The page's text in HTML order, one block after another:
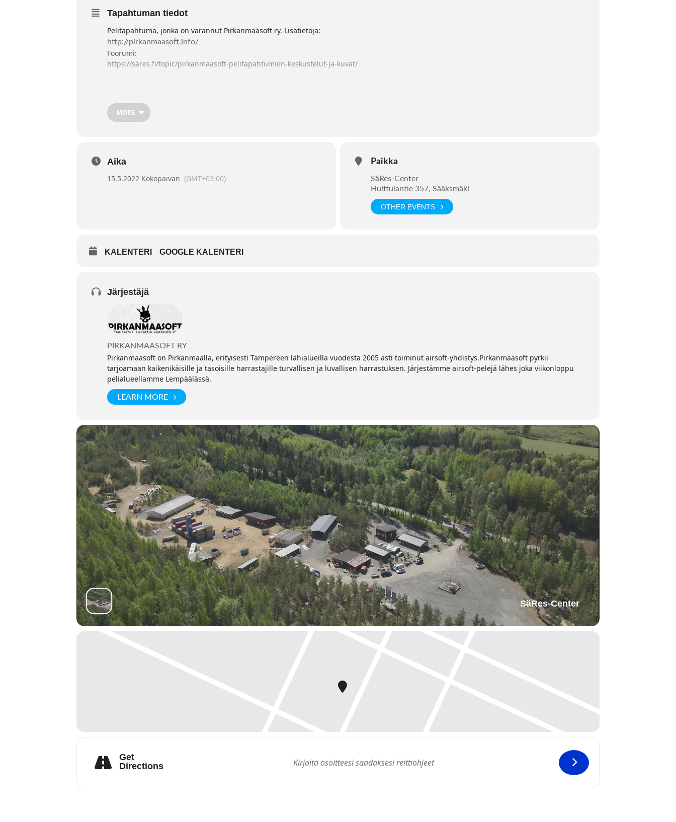
Tapahtuman tiedot
Pelitapahtuma, jonka on varannut Pirkanmaasoft ry. Lisätietoja:
http://pirkanmaasoft.info/
Foorumi:
https://säres.fi/topic/pirkanmaasoft-pelitapahtumien-keskustelut-ja-kuvat/
MORE
Aika
15.5.2022 Kokopäivän (GMT+03:00)
Paikka
SäRes-Center
Huittulantie 357, Sääksmäki
OTHER EVENTS
KALENTERI GOOGLE KALENTERI
Järjestäjä
PIRKANMAASOFT RY
Pirkanmaasoft on Pirkanmaalla, erityisesti Tampereen lähialueilla vuodesta 2005 asti toiminut airsoft-yhdistys.Pirkanmaasoft pyrkii
tarjoamaan kaikenikäisille ja tasoisille harrastajille turvallisen ja luvallisen harrastuksen. Järjestämme airsoft-pelejä lähes joka viikonloppu
pelialueellamme Lempäälässä.
LEARN MORE
SäRes-Center
Get
Directions